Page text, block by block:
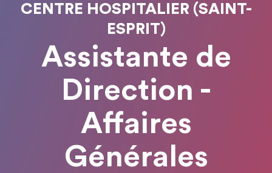
CENTRE HOSPITALIER (SAINT-
ESPRIT)
Assistante de
Direction -
Affaires
Générales